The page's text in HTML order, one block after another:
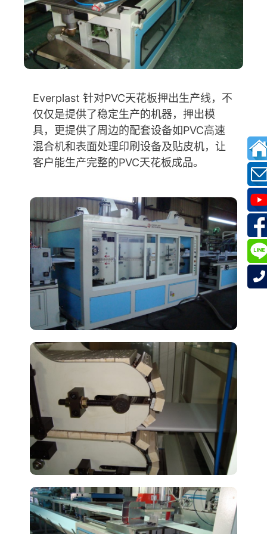
Everplast 针对PVC天花板押出生产线，不
仅仅是提供了稳定生产的机器，押出模
具，更提供了周边的配套设备如PVC高速
混合机和表面处理印刷设备及贴皮机，让
客户能生产完整的PVC天花板成品。